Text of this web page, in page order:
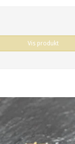
Vis produkt